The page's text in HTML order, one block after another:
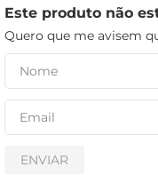
Este produto não
Quero que me avisem
ENVIAR
cerveja
iogurte
papel higiênico